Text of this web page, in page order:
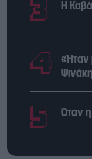
Η
«Ήταν
Ψινάκη
Όταν